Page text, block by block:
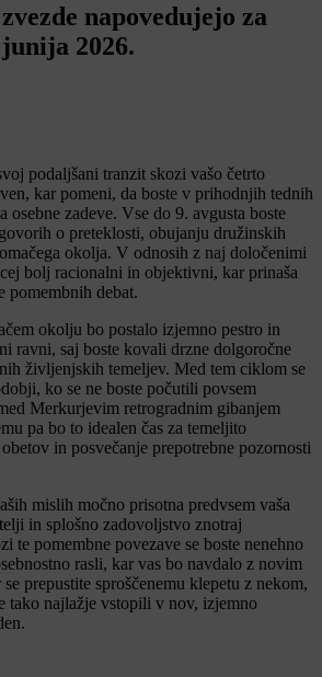
napovedujejo za
2026.
podaljšani tranzit skozi vašo četrto
kar pomeni, da boste v prihodnjih tednih
osebne zadeve. Vse do 9. avgusta boste
o preteklosti, obujanju družinskih
okolja. V odnosih z naj določenimi
bolj racionalni in objektivni, kar prinaša
pomembnih debat.
okolju bo postalo izjemno pestro in
ravni, saj boste kovali drzne dolgoročne
življenjskih temeljev. Med tem ciklom se
ko se ne boste počutili povsem
Merkurjevim retrogradnim gibanjem
pa bo to idealen čas za temeljito
in posvečanje prepotrebne pozornosti
mislih močno prisotna predvsem vaša
in splošno zadovoljstvo znotraj
te pomembne povezave se boste nenehno
rasli, kar vas bo navdalo z novim
prepustite sproščenemu klepetu z nekom,
tako najlažje vstopili v nov, izjemno